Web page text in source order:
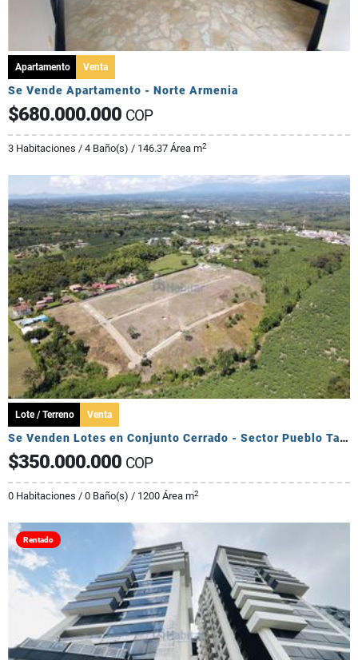
Apartamento Venta
Se Vende Apartamento - Norte Armenia
$680.000.000 COP
3 Habitaciones / 4 Baño(s) / 146.37 Área m2
Lote / Terreno Venta
Se Venden Lotes en Conjunto Cerrado - Sector Pueblo Tapado
$350.000.000 COP
0 Habitaciones / 0 Baño(s) / 1200 Área m2
Rentado